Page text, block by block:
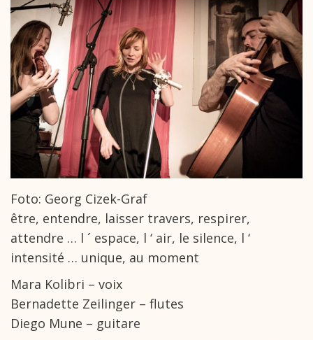
Foto: Georg Cizek-Graf
être, entendre, laisser travers, respirer,
attendre … l ´ espace, l ‘ air, le silence, l ‘
intensité … unique, au moment
Mara Kolibri – voix
Bernadette Zeilinger – flutes
Diego Mune – guitare